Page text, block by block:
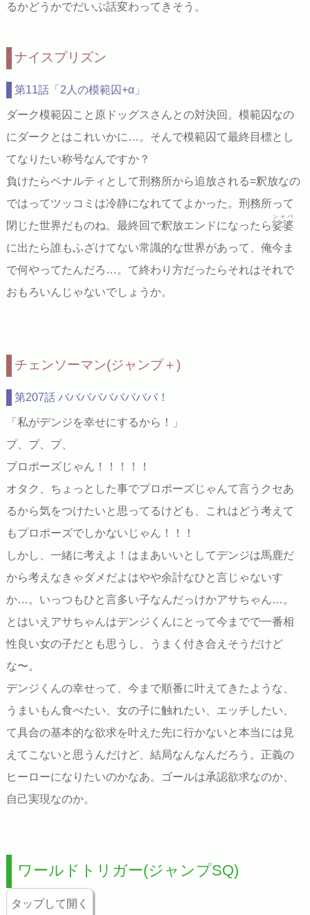
るかどうかでだいぶ話変わってきそう。
ナイスプリズン
第11話「2人の模範囚+α」
ダーク模範囚こと原ドッグスさんとの対決回。模範囚なの
にダークとはこれいかに…。そんで模範囚て最終目標とし
てなりたい称号なんですか？
負けたらペナルティとして刑務所から追放される=釈放なの
ではってツッコミは冷静になれててよかった。刑務所って
閉じた世界だものね。最終回で釈放エンドになったら娑婆
シャバ
に出たら誰もふざけてない常識的な世界があって、俺今ま
で何やってたんだろ…。て終わり方だったらそれはそれで
おもろいんじゃないでしょうか。
チェンソーマン(ジャンプ＋)
第207話 バババババババババ！
「私がデンジを幸せにするから！」
プ、プ、プ、
プロポーズじゃん！！！！！
オタク、ちょっとした事でプロポーズじゃんて言うクセあ
るから気をつけたいと思ってるけども、これはどう考えて
もプロポーズでしかないじゃん！！！
しかし、一緒に考えよ！はまあいいとしてデンジは馬鹿だ
から考えなきゃダメだよはやや余計なひと言じゃないす
か…。いっつもひと言多い子なんだっけかアサちゃん…。
とはいえアサちゃんはデンジくんにとって今までで一番相
性良い女の子だとも思うし、うまく付き合えそうだけど
な〜。
デンジくんの幸せって、今まで順番に叶えてきたような、
うまいもん食べたい、女の子に触れたい、エッチしたい、
て具合の基本的な欲求を叶えた先に行かないと本当には見
えてこないと思うんだけど、結局なんなんだろう。正義の
ヒーローになりたいのかなあ。ゴールは承認欲求なのか、
自己実現なのか。
ワールドトリガー(ジャンプSQ)
タップして開く